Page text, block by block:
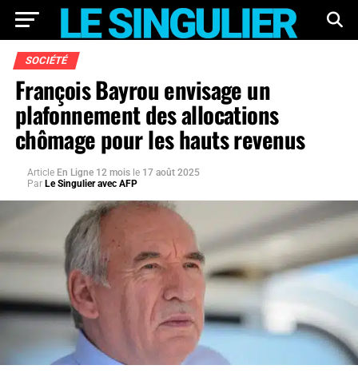
SOCIÉTÉ
François Bayrou envisage un
plafonnement des allocations
chômage pour les hauts revenus
Article En Ligne 12 mois le 17 août 2025
Par Le Singulier avec AFP